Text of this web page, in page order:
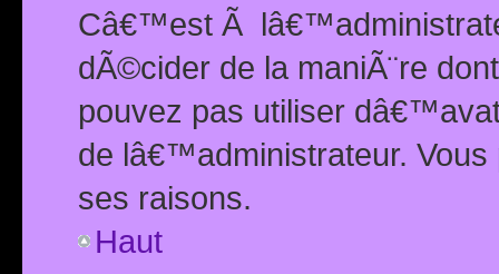
Câ€™est Ã
dÃ©cider de la maniÃ¨re
pouvez pas utiliser
de lâ€™administrateur.
ses raisons.
Haut